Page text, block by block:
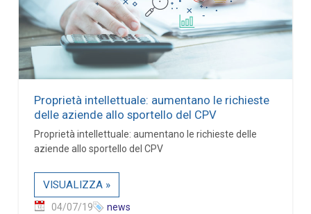
Proprietà intellettuale: aumentano le richieste
delle aziende allo sportello del CPV
Proprietà intellettuale: aumentano le richieste delle
aziende allo sportello del CPV
VISUALIZZA »
04/07/19 news